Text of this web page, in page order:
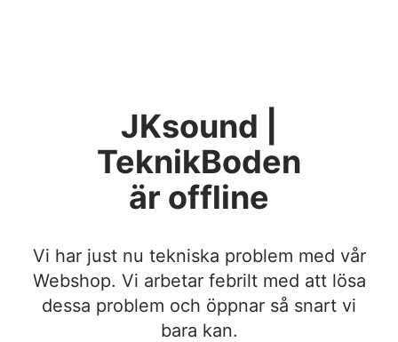
JKsound |
TeknikBoden
är offline
Vi har just nu tekniska problem med vår
Webshop. Vi arbetar febrilt med att lösa
dessa problem och öppnar så snart vi
bara kan.